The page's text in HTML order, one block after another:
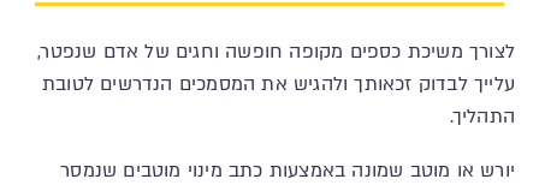
לצורך משיכת כספים מקופה חופשה וחגים של אדם שנפטר,
עלייך לבדוק זכאותך ולהגיש את המסמכים הנדרשים לטובת
התהליך.
יורש או מוטב שמונה באמצעות כתב מינוי מוטבים שנמסר